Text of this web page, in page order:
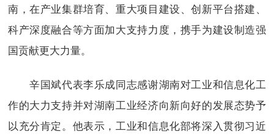
南，在产业集群培育、重大项目建设、创新平台搭建、
科产深度融合等方面加大支持力度，携手为建设制造强
国贡献更大力量。
辛国斌代表李乐成同志感谢湖南对工业和信息化工
作的大力支持并对湖南工业经济向新向好的发展态势予
以充分肯定。他表示，工业和信息化部将深入贯彻习近